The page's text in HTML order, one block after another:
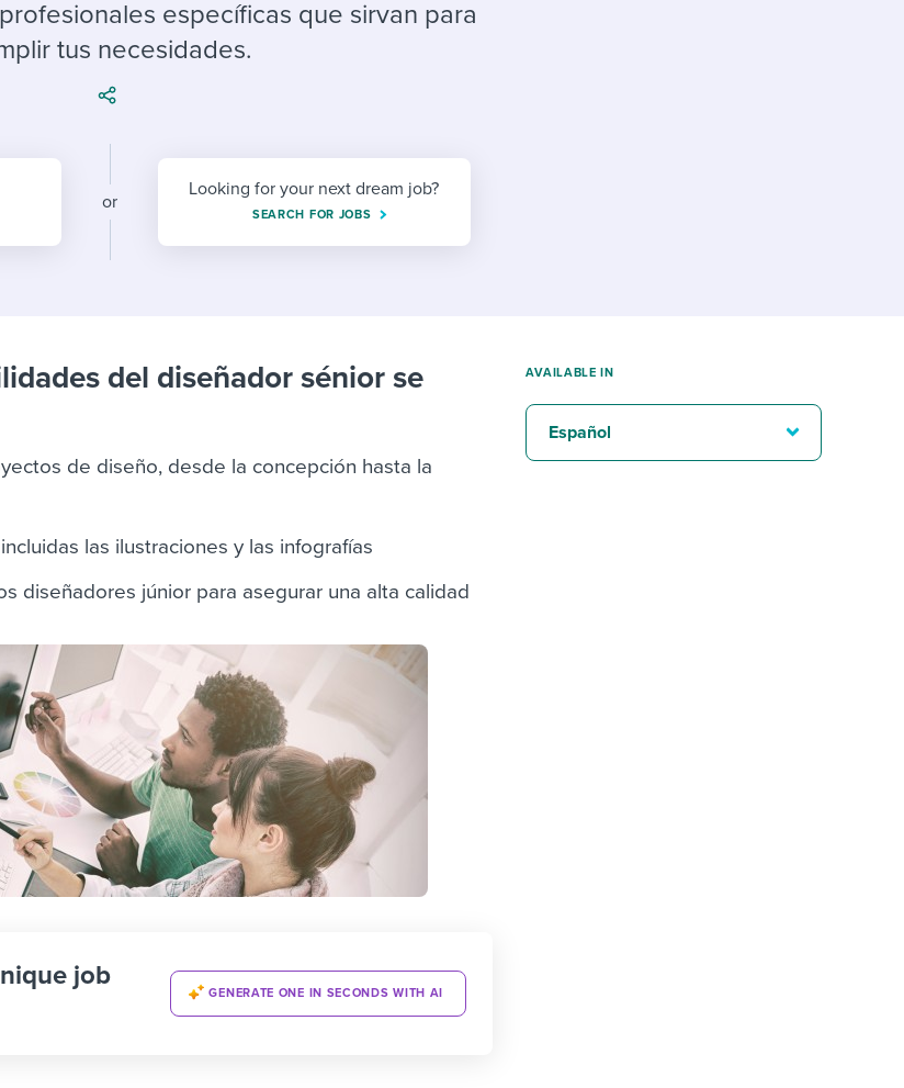
experiences
Workable customer stories
Workable customer stories
Workable customer stories
específicas que sirvan para
tus necesidades.
or
Looking for your next dream job?
SEARCH FOR JOBS
del diseñador sénior se
de diseño, desde la concepción hasta la
las ilustraciones y las infografías
diseñadores júnior para asegurar una alta calidad
job
GENERATE ONE IN SECONDS WITH AI
AVAILABLE IN
Español